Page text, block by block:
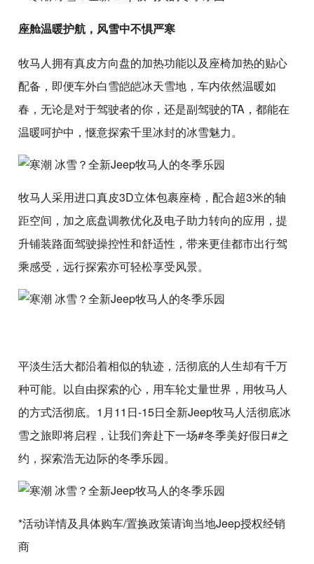
座舱温暖护航，风雪中不惧严寒
牧马人拥有真皮方向盘的加热功能以及座椅加热的贴心
配备，即便车外白雪皑皑冰天雪地，车内依然温暖如
春，无论是对于驾驶者的你，还是副驾驶的TA，都能在
温暖呵护中，惬意探索千里冰封的冰雪魅力。
牧马人采用进口真皮3D立体包裹座椅，配合超3米的轴
距空间，加之底盘调教优化及电子助力转向的应用，提
升铺装路面驾驶操控性和舒适性，带来更佳都市出行驾
乘感受，远行探索亦可轻松享受风景。
平淡生活大都沿着相似的轨迹，活彻底的人生却有千万
种可能。以自由探索的心，用车轮丈量世界，用牧马人
的方式活彻底。1月11日-15日全新Jeep牧马人活彻底冰
雪之旅即将启程，让我们奔赴下一场#冬季美好假日#之
约，探索浩无边际的冬季乐园。
*活动详情及具体购车/置换政策请询当地Jeep授权经销
商